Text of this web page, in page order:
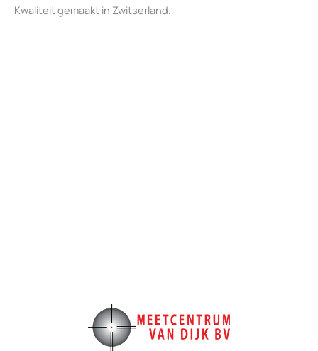
Kwaliteit gemaakt in Zwitserland.